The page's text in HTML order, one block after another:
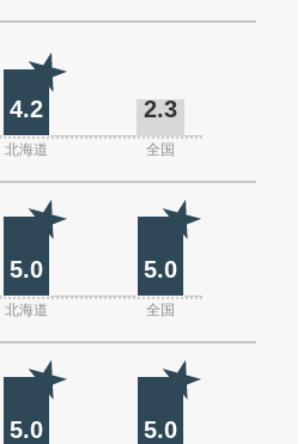
4.2 2.3
北海道 全国
5.0 5.0
北海道 全国
5.0 5.0